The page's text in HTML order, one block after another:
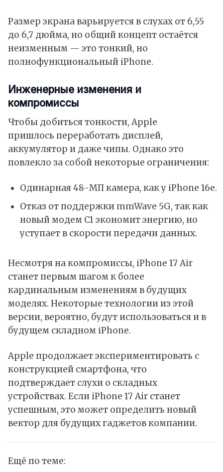
Размер экрана варьируется в слухах от 6,55
до 6,7 дюйма, но общий концепт остаётся
неизменным — это тонкий, но
полнофункциональный iPhone.
Инженерные изменения и
компромиссы
Чтобы добиться тонкости, Apple
пришлось переработать дисплей,
аккумулятор и даже чипы. Однако это
повлекло за собой некоторые ограничения:
Одинарная 48-МП камера, как у iPhone 16e.
Отказ от поддержки mmWave 5G, так как
новый модем C1 экономит энергию, но
уступает в скорости передачи данных.
Несмотря на компромиссы, iPhone 17 Air
станет первым шагом к более
кардинальным изменениям в будущих
моделях. Некоторые технологии из этой
версии, вероятно, будут использоваться и в
будущем cкладном iPhone.
Apple продолжает экспериментировать с
конструкцией смартфона, что
подтверждает слухи о складных
устройствах. Если iPhone 17 Air станет
успешным, это может определить новый
вектор для будущих гаджетов компании.
Ещё по теме: